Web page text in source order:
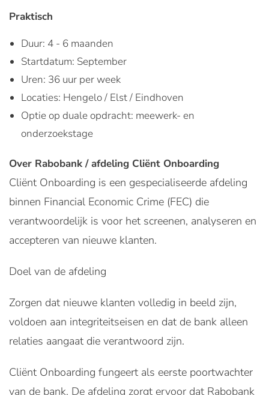
Praktisch
Duur: 4 - 6 maanden
Startdatum: September
Uren: 36 uur per week
Locaties: Hengelo / Elst / Eindhoven
Optie op duale opdracht: meewerk- en
onderzoekstage
Over Rabobank / afdeling Cliënt Onboarding
Cliënt Onboarding is een gespecialiseerde afdeling
binnen Financial Economic Crime (FEC) die
verantwoordelijk is voor het screenen, analyseren en
accepteren van nieuwe klanten.
Doel van de afdeling
Zorgen dat nieuwe klanten volledig in beeld zijn,
voldoen aan integriteitseisen en dat de bank alleen
relaties aangaat die verantwoord zijn.
Cliënt Onboarding fungeert als eerste poortwachter
van de bank. De afdeling zorgt ervoor dat Rabobank